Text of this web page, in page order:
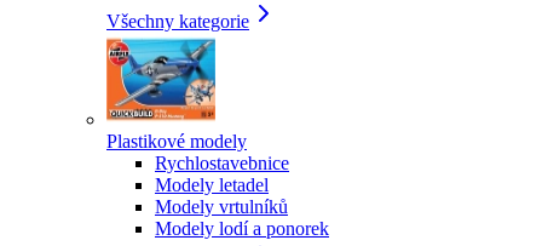
Všechny kategorie
Plastikové modely
Rychlostavebnice
Modely letadel
Modely vrtulníků
Modely lodí a ponorek